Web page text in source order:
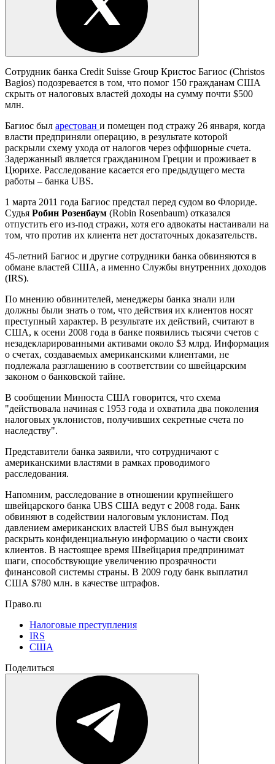
Сотрудник банка Credit Suisse Group Кристос Багиос (Christos
Bagios) подозревается в том, что помог 150 гражданам США
скрыть от налоговых властей доходы на сумму почти $500
млн.
Багиос был арестован и помещен под стражу 26 января, когда
власти предприняли операцию, в результате которой
раскрыли схему ухода от налогов через оффшорные счета.
Задержанный является гражданином Греции и проживает в
Цюрихе. Расследование касается его предыдущего места
работы – банка UBS.
1 марта 2011 года Багиос предстал перед судом во Флориде.
Судья Робин Розенбаум (Robin Rosenbaum) отказался
отпустить его из-под стражи, хотя его адвокаты настаивали на
том, что против их клиента нет достаточных доказательств.
45-летний Багиос и другие сотрудники банка обвиняются в
обмане властей США, а именно Службы внутренних доходов
(IRS).
По мнению обвинителей, менеджеры банка знали или
должны были знать о том, что действия их клиентов носят
преступный характер. В результате их действий, считают в
США, к осени 2008 года в банке появились тысячи счетов с
незадекларированными активами около $3 млрд. Информация
о счетах, создаваемых американскими клиентами, не
подлежала разглашению в соответствии со швейцарским
законом о банковской тайне.
В сообщении Минюста США говорится, что схема
"действовала начиная с 1953 года и охватила два поколения
налоговых уклонистов, получивших секретные счета по
наследству".
Представители банка заявили, что сотрудничают с
американскими властями в рамках проводимого
расследования.
Напомним, расследование в отношении крупнейшего
швейцарского банка UBS США ведут с 2008 года. Банк
обвиняют в содействии налоговым уклонистам. Под
давлением американских властей UBS был вынужден
раскрыть конфиденциальную информацию о части своих
клиентов. В настоящее время Швейцария предпринимат
шаги, способствующие увеличению прозрачности
финансовой системы страны. В 2009 году банк выплатил
США $780 млн. в качестве штрафов.
Право.ru
Налоговые преступления
IRS
США
Поделиться